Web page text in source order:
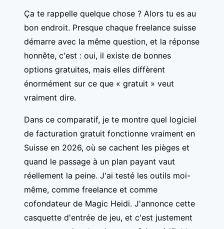
Ça te rappelle quelque chose ? Alors tu es au
bon endroit. Presque chaque freelance suisse
démarre avec la même question, et la réponse
honnête, c'est : oui, il existe de bonnes
options gratuites, mais elles diffèrent
énormément sur ce que « gratuit » veut
vraiment dire.
Dans ce comparatif, je te montre quel logiciel
de facturation gratuit fonctionne vraiment en
Suisse en 2026, où se cachent les pièges et
quand le passage à un plan payant vaut
réellement la peine. J'ai testé les outils moi-
même, comme freelance et comme
cofondateur de Magic Heidi. J'annonce cette
casquette d'entrée de jeu, et c'est justement